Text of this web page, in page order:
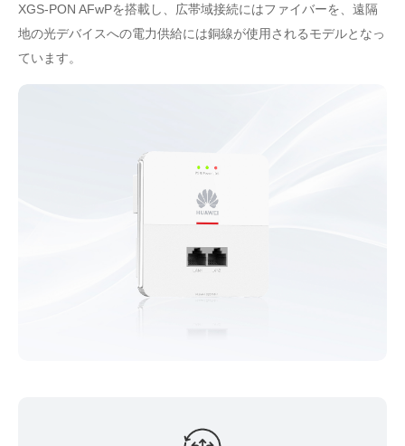
XGS-PON AFwPを搭載し、広帯域接続にはファイバーを、遠隔
地の光デバイスへの電力供給には銅線が使用されるモデルとなっ
ています。